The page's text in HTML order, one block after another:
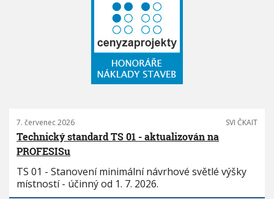
7. červenec 2026 SVI ČKAIT
Technický standard TS 01 - aktualizován na
PROFESISu
TS 01 - Stanovení minimální návrhové světlé výšky
místností - účinný od 1. 7. 2026.